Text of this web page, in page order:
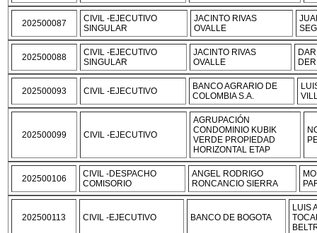
202500087
CIVIL -EJECUTIVO
SINGULAR
JACINTO RIVAS
OVALLE
202500088
CIVIL -EJECUTIVO
SINGULAR
JACINTO RIVAS
OVALLE
202500093 CIVIL -EJECUTIVO
BANCO AGRARIO DE
COLOMBIA S.A.
202500099 CIVIL -EJECUTIVO
AGRUPACIÓN
CONDOMINIO KUBIK
VERDE PROPIEDAD
HORIZONTAL ETAP
202500106
CIVIL -DESPACHO
COMISORIO
ANGEL RODRIGO
RONCANCIO SIERRA
202500113 CIVIL -EJECUTIVO BANCO DE BOGOTA
LUIS